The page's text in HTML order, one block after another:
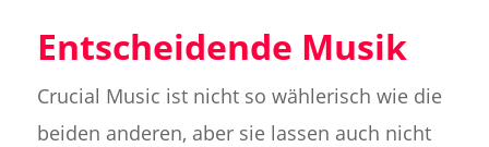
Entscheidende Musik
Crucial Music ist nicht so wählerisch wie die
beiden anderen, aber sie lassen auch nicht